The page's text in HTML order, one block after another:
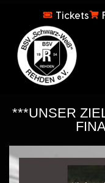
Tickets
***UNSER